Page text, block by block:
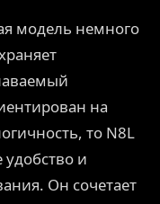
модель немного
на
то N8L
удобство и
Он сочетает